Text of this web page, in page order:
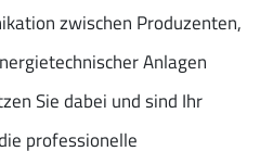
zwischen Produzenten,
Anlagen
Sie dabei und sind Ihr
professionelle